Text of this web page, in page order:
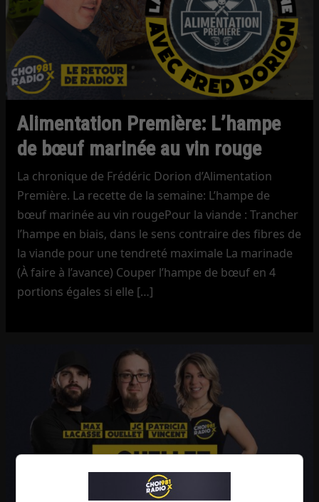
Alimentation Première: L’hampe
de bœuf marinée au vin rouge
La chronique de Frédéric Dorion d’Alimentation
Première. La recette de la semaine: L’hampe de
bœuf marinée au vin rougePour la viande : Trancher
l’hampe en biais, dans le sens contraire des fibres de
la viande pour une tendreté maximale La marinade
(À faire à l’avance) Couper l’hampe de bœuf en 4
portions égales si elle […]